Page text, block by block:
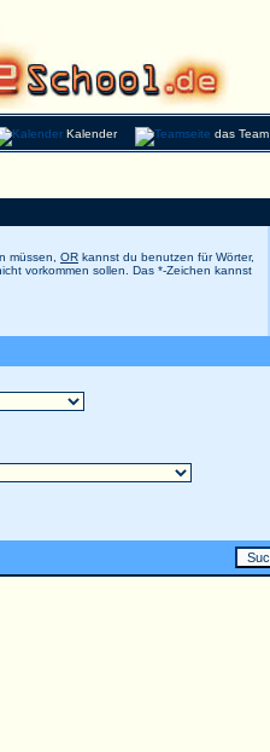
Kalender das Team
müssen, OR kannst du benutzen für Wörter,
vorkommen sollen. Das *-Zeichen kannst